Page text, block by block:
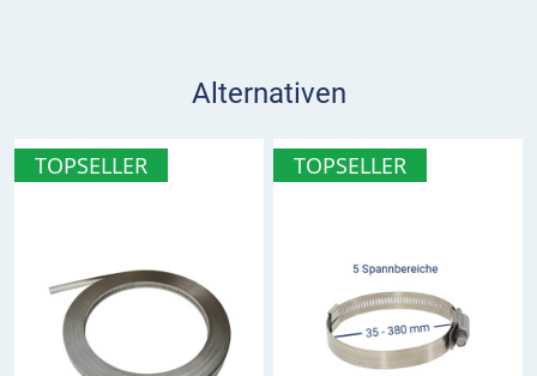
Alternativen
TOPSELLER TOPSELLER